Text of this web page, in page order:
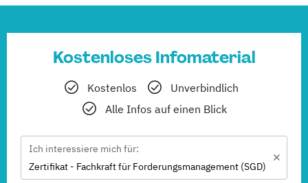
Kostenloses Infomaterial
Kostenlos
Unverbindlich
Alle Infos auf einen Blick
Ich interessiere mich für:
Zertifikat - Fachkraft für Forderungsmanagement (SGD)